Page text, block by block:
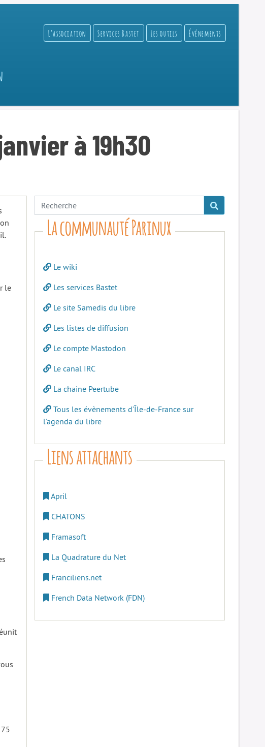
L’association Services Bastet Les outils Événements
à 19h30
le
La communauté Parinux
Le wiki
Les services Bastet
Le site Samedis du libre
Les listes de diffusion
Le compte Mastodon
Le canal IRC
La chaine Peertube
Tous les évènements d’Île-de-France sur
l’agenda du libre
Liens attachants
April
CHATONS
Framasoft
La Quadrature du Net
Franciliens.net
French Data Network (FDN)